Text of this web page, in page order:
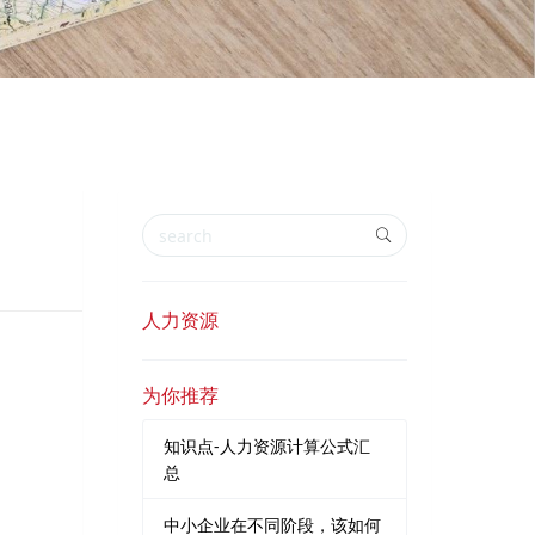
人力资源
为你推荐
知识点-人力资源计算公式汇
总
中小企业在不同阶段，该如何